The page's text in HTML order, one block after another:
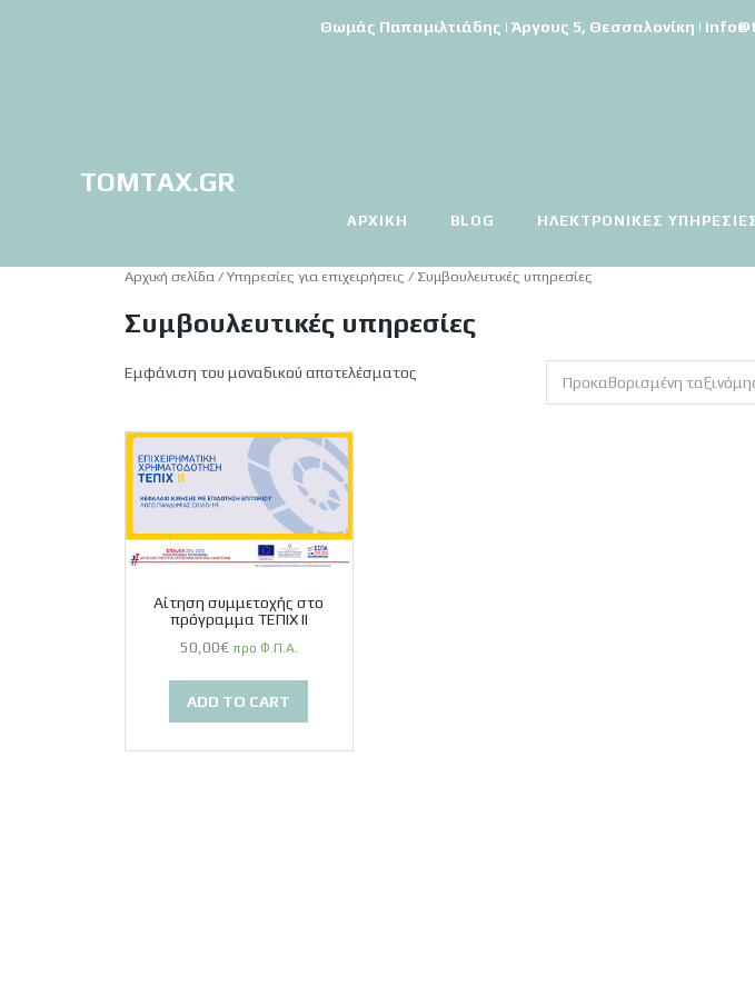
Θωμάς Παπαμιλτιάδης | Άργους 5, Θεσσαλονίκη |
ΑΡΧΙΚΉ BLOG ΗΛΕΚΤΡΟΝΙΚΈΣ
TOMTAX.GR
Αρχική σελίδα / Υπηρεσίες για επιχειρήσεις / Συμβουλευτικές υπηρεσίες
Συμβουλευτικές υπηρεσίες
Εμφάνιση του μοναδικού αποτελέσματος
Αίτηση συμμετοχής στο
πρόγραμμα ΤΕΠΙΧ ΙΙ
50,00€ προ Φ.Π.Α.
ADD TO CART